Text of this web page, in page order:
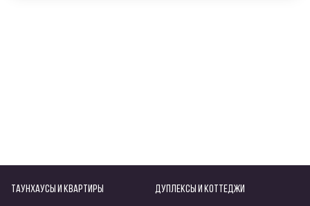
ТАУНХАУСЫ И КВАРТИРЫ ДУПЛЕКСЫ И КОТТЕДЖИ